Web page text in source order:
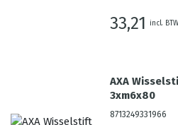
33,21 incl. BTW
AXA
3xm6x80
8713249331966